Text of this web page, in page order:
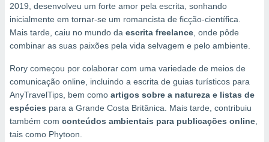
e
forma
recolhidas
ou
permite-
a nossa
2019, desenvolveu um forte amor pela escrita, sonhando
inicialmente em tornar-se um romancista de ficção-científica.
Mais tarde, caiu no mundo da escrita freelance, onde pôde
combinar as suas paixões pela vida selvagem e pelo ambiente.
Rory começou por colaborar com uma variedade de meios de
comunicação online, incluindo a escrita de guias turísticos para
AnyTravelTips, bem como artigos sobre a natureza e listas de
espécies para a Grande Costa Britânica. Mais tarde, contribuiu
também com conteúdos ambientais para publicações online,
tais como Phytoon.